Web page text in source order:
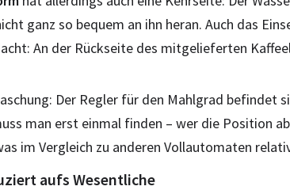
ganz so bequem an ihn heran. Auch das
An der Rückseite des mitgelieferten
Der Regler für den Mahlgrad
man erst einmal finden – wer die Position
im Vergleich zu anderen Vollautomaten
aufs Wesentliche